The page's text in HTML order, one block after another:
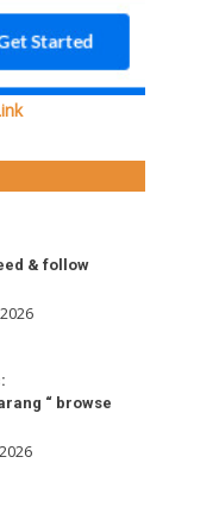
& follow
“ browse